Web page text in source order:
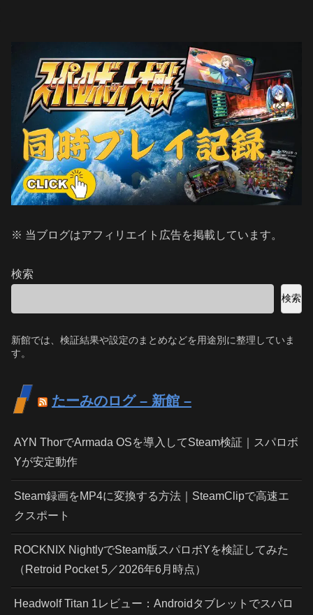
※ 当ブログはアフィリエイト広告を掲載しています。
検索
検索
新館では、検証結果や設定のまとめなどを用途別に整理していま
す。
たーみのログ – 新館 –
AYN ThorでArmada OSを導入してSteam検証｜スパロボ
Yが安定動作
Steam録画をMP4に変換する方法｜SteamClipで高速エ
クスポート
ROCKNIX NightlyでSteam版スパロボYを検証してみた
（Retroid Pocket 5／2026年6月時点）
Headwolf Titan 1レビュー：Androidタブレットでスパロ